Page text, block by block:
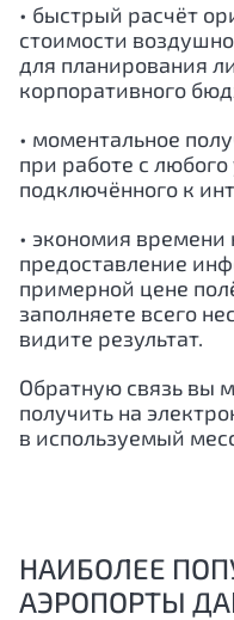
• быстрый расчёт
стоимости
для планирования
корпоративного
• моментальное
при работе с любого
подключённого к
• экономия времени
предоставление
примерной цене
заполняете всего
видите результат.
Обратную связь вы
получить на
в используемый
НАИБОЛЕЕ
АЭРОПОРТЫ